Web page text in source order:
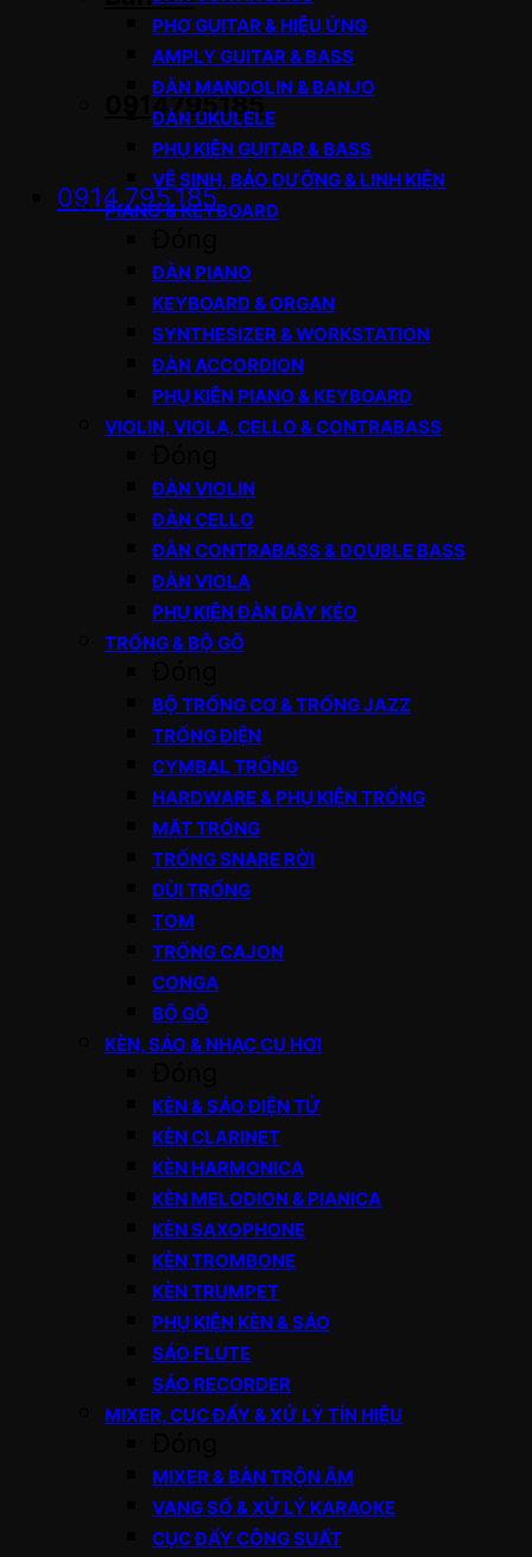
0914795185
0914.795.185
PHƠ GUITAR & HIỆU ỨNG
AMPLY GUITAR & BASS
ĐÀN MANDOLIN & BANJO
ĐÀN UKULELE
PHỤ KIỆN GUITAR & BASS
VỆ SINH, BẢO DƯỠNG & LINH KIỆN
PIANO & KEYBOARD
ĐÀN PIANO
KEYBOARD & ORGAN
SYNTHESIZER & WORKSTATION
ĐÀN ACCORDION
PHỤ KIỆN PIANO & KEYBOARD
VIOLIN, VIOLA, CELLO & CONTRABASS
ĐÀN VIOLIN
ĐÀN CELLO
ĐÀN CONTRABASS & DOUBLE BASS
ĐÀN VIOLA
PHỤ KIỆN ĐÀN DÂY KÉO
TRỐNG & BỘ GÕ
BỘ TRỐNG CƠ & TRỐNG JAZZ
TRỐNG ĐIỆN
CYMBAL TRỐNG
HARDWARE & PHỤ KIỆN TRỐNG
MẶT TRỐNG
TRỐNG SNARE RỜI
DÙI TRỐNG
TOM
TRỐNG CAJON
CONGA
BỘ GÕ
KÈN, SÁO & NHẠC CỤ HƠI
KÈN & SÁO ĐIỆN TỬ
KÈN CLARINET
KÈN HARMONICA
KÈN MELODION & PIANICA
KÈN SAXOPHONE
KÈN TROMBONE
KÈN TRUMPET
PHỤ KIỆN KÈN & SÁO
SÁO FLUTE
SÁO RECORDER
MIXER, CỤC ĐẨY & XỬ LÝ TÍN HIỆU
MIXER & BÀN TRỘN ÂM
VANG SỐ & XỬ LÝ KARAOKE
CỤC ĐẨY CÔNG SUẤT